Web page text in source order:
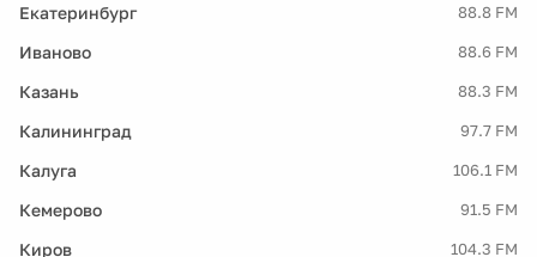
Екатеринбург 88.8 FM
Иваново 88.6 FM
Казань 88.3 FM
Калининград 97.7 FM
Калуга 106.1 FM
Кемерово 91.5 FM
Киров 104.3 FM